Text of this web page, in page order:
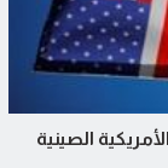
الصينية